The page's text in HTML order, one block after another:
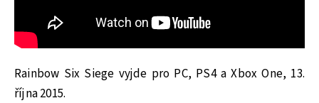
Rainbow Six Siege vyjde pro PC, PS4 a Xbox One, 13.
října 2015.